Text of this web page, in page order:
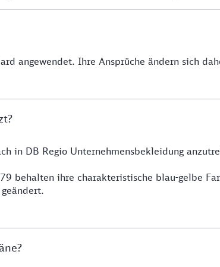
angewendet. Ihre Ansprüche ändern sich
in DB Regio Unternehmensbekleidung
behalten ihre charakteristische blau-gelbe